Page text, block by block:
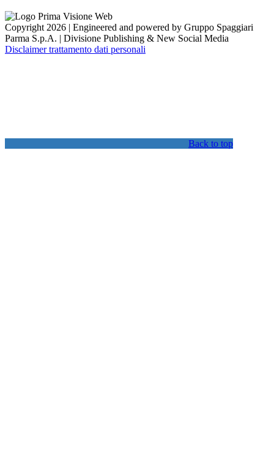
Copyright 2026 | Engineered and powered by Gruppo Spaggiari
Parma S.p.A. | Divisione Publishing & New Social Media
Disclaimer trattamento dati personali
Back to top